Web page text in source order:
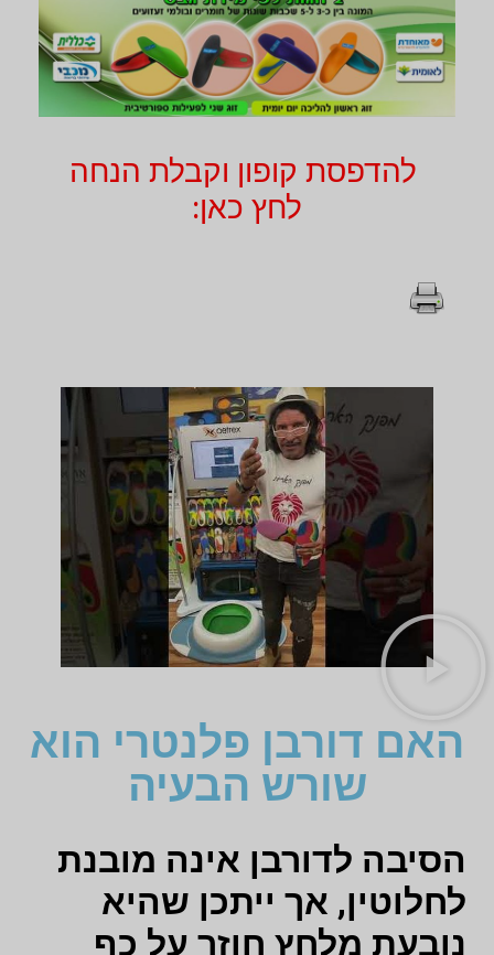
להדפסת קופון וקבלת הנחה
לחץ כאן:
האם דורבן פלנטרי הוא
שורש הבעיה
הסיבה לדורבן אינה מובנת
לחלוטין, אך ייתכן שהיא
נובעת מלחץ חוזר על כף